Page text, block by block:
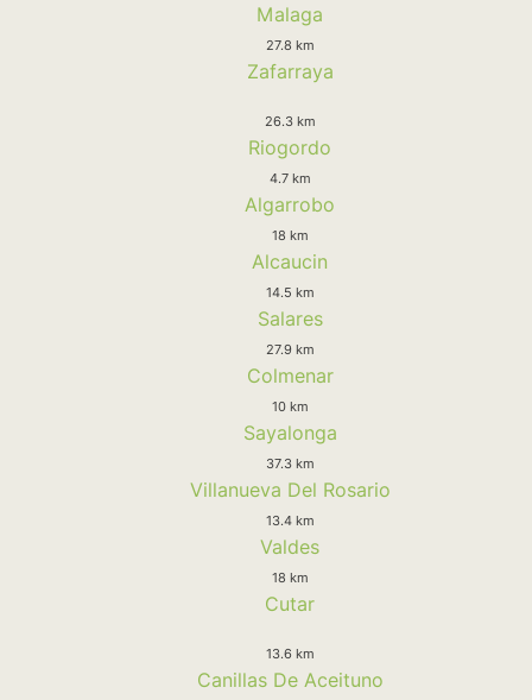
Malaga
27.8 km
Zafarraya
26.3 km
Riogordo
4.7 km
Algarrobo
18 km
Alcaucin
14.5 km
Salares
27.9 km
Colmenar
10 km
Sayalonga
37.3 km
Villanueva Del Rosario
13.4 km
Valdes
18 km
Cutar
13.6 km
Canillas De Aceituno